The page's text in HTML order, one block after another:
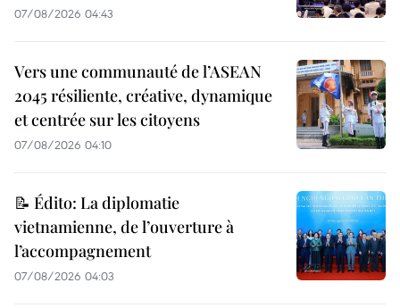
07/08/2026 04:43
Vers une communauté de l’ASEAN
2045 résiliente, créative, dynamique
et centrée sur les citoyens
07/08/2026 04:10
📝 Édito: La diplomatie
vietnamienne, de l’ouverture à
l’accompagnement
07/08/2026 04:03